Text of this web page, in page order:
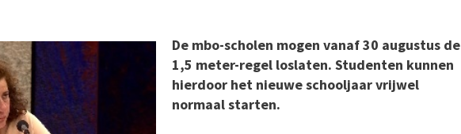
De mbo-scholen mogen vanaf 30 augustus de
1,5 meter-regel loslaten. Studenten kunnen
hierdoor het nieuwe schooljaar vrijwel
normaal starten.